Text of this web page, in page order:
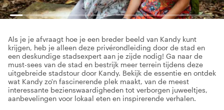
Als je je afvraagt hoe je een breder beeld van Kandy kunt
krijgen, heb je alleen deze privérondleiding door de stad en
een deskundige stadsexpert aan je zijde nodig! Ga naar de
must-sees van de stad en bestrijk meer terrein tijdens deze
uitgebreide stadstour door Kandy. Bekijk de essentie en ontdek
wat Kandy zo'n fascinerende plek maakt, van de meest
interessante bezienswaardigheden tot verborgen juweeltjes,
aanbevelingen voor lokaal eten en inspirerende verhalen.